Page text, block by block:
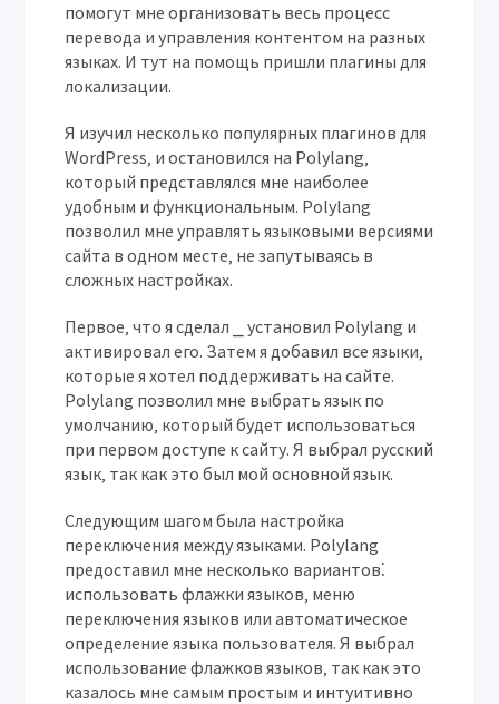
помогут мне организовать весь процесс
перевода и управления контентом на разных
языках. И тут на помощь пришли плагины для
локализации.
Я изучил несколько популярных плагинов для
WordPress‚ и остановился на Polylang‚
который представлялся мне наиболее
удобным и функциональным. Polylang
позволил мне управлять языковыми версиями
сайта в одном месте‚ не запутываясь в
сложных настройках.
Первое‚ что я сделал ⎯ установил Polylang и
активировал его. Затем я добавил все языки‚
которые я хотел поддерживать на сайте.
Polylang позволил мне выбрать язык по
умолчанию‚ который будет использоваться
при первом доступе к сайту. Я выбрал русский
язык‚ так как это был мой основной язык.
Следующим шагом была настройка
переключения между языками. Polylang
предоставил мне несколько вариантов⁚
использовать флажки языков‚ меню
переключения языков или автоматическое
определение языка пользователя. Я выбрал
использование флажков языков‚ так как это
казалось мне самым простым и интуитивно